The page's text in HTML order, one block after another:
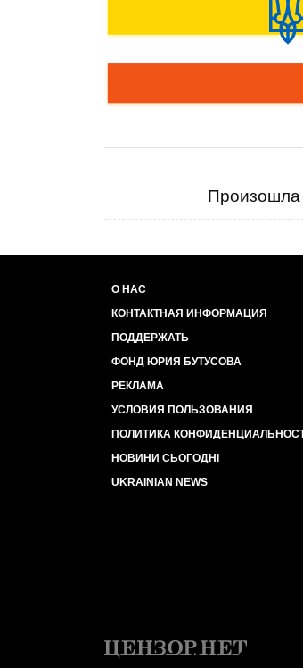
Произошла
О НАС
КОНТАКТНАЯ ИНФОРМАЦИЯ
ПОДДЕРЖАТЬ
ФОНД ЮРИЯ БУТУСОВА
РЕКЛАМА
УСЛОВИЯ ПОЛЬЗОВАНИЯ
ПОЛИТИКА
НОВИНИ СЬОГОДНІ
UKRAINIAN NEWS